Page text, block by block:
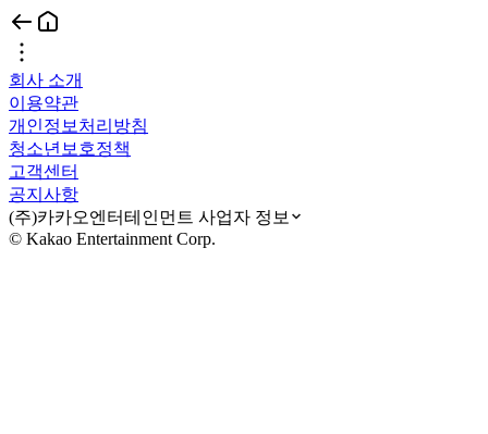
회사 소개
이용약관
개인정보처리방침
청소년보호정책
고객센터
공지사항
(주)카카오엔터테인먼트 사업자 정보
© Kakao Entertainment Corp.